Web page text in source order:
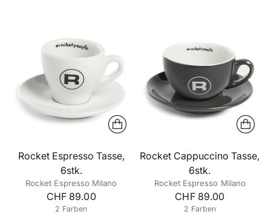
Rocket Espresso Tasse,
6stk.
Rocket Espresso Milano
CHF 89.00
2 Farben
Rocket Cappuccino Tasse,
6stk.
Rocket Espresso Milano
CHF 89.00
2 Farben